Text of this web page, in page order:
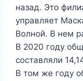
назад. Это
управляет
Волной. В нем
В 2020 году
составляли
В том же году